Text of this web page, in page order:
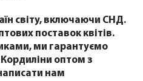
світу, включаючи СНД.
поставок квітів.
ми гарантуємо
оптом з
нам